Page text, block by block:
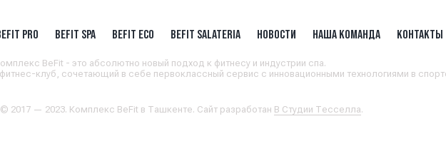
PRO BEFIT SPA BEFIT ECO BEFIT SALATERIA НОВОСТИ НАША КОМАНДА КОНТАКТЫ
BeFit - это абсолютно новый подход к фитнесу и индустрии спа.
клуб, сочетающий в себе первоклассный сервис с инновационными технологиями в
2017 — 2023. Комплекс BeFit в Ташкенте. Сайт разработан В Студии Тесселла.